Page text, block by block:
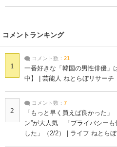
コメントランキング
1
コメント数： 21
一番好きな「韓国の男性俳優」
中】 | 芸能人 ねとらぼリサーチ
2
コメント数： 7
「もっと早く買えば良かった
ン”が大人気 「プライバシーも
した」（2/2） | ライフ ねとら